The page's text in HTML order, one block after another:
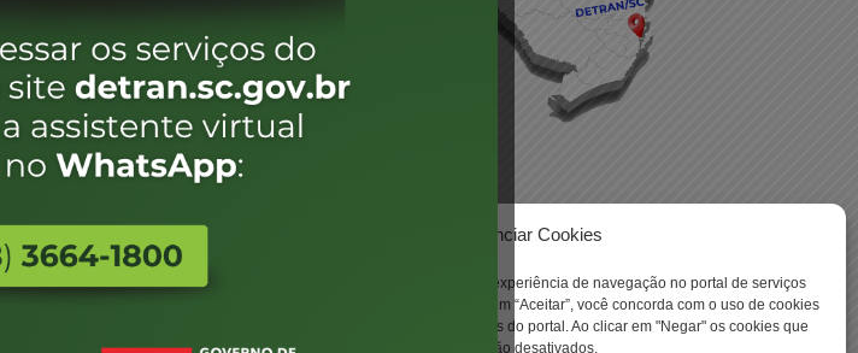
Gerenciar Cookies
Utilizamos cookies para aprimorar sua experiência de navegação no portal de serviços
do estado de Santa Catarina. Ao clicar em “Aceitar”, você concorda com o uso de cookies
e terá acesso a todas as funcionalidades do portal. Ao clicar em "Negar" os cookies que
não forem estritamente necessários serão desativados.
88.080-160
Santa Catarina | Desenvolvimento -